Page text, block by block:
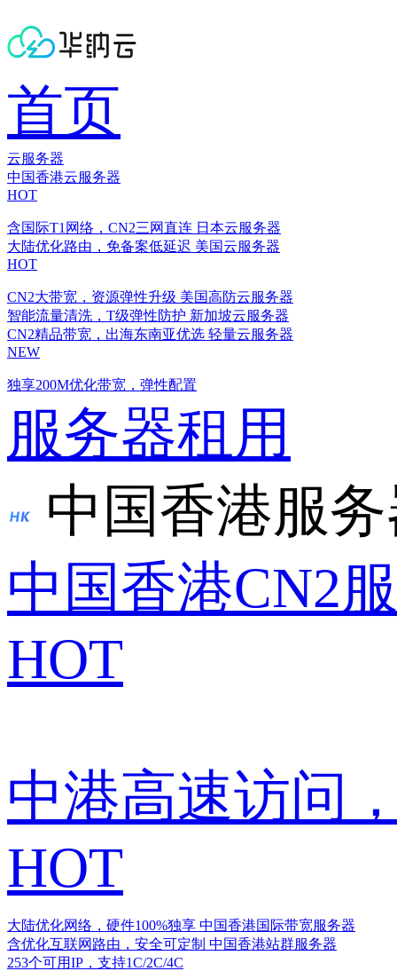
首页
云服务器
中国香港云服务器
HOT
含国际T1网络，CN2三网直连 日本云服务器
大陆优化路由，免备案低延迟 美国云服务器
HOT
CN2大带宽，资源弹性升级 美国高防云服务器
智能流量清洗，T级弹性防护 新加坡云服务器
CN2精品带宽，出海东南亚优选 轻量云服务器
NEW
独享200M优化带宽，弹性配置
服务器租用
中国香港服
中国香港CN2
HOT
中港高速访问
HOT
大陆优化网络，硬件100%独享 中国香港国际带宽服务器
含优化互联网路由，安全可定制 中国香港站群服务器
253个可用IP，支持1C/2C/4C